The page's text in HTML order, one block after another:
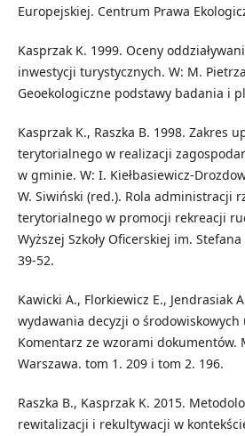
Europejskiej. Centrum Prawa
Kasprzak K. 1999. Oceny
inwestycji turystycznych. W: M.
Geoekologiczne podstawy badania i
Kasprzak K., Raszka B. 1998. Zakres
terytorialnego w realizacji
w gminie. W: I. Kiełbasiewicz-
W. Siwiński (red.). Rola administracji
terytorialnego w promocji rekreacji
Wyższej Szkoły Oficerskiej im.
39-52.
Kawicki A., Florkiewicz E., Jendrasiak
wydawania decyzji o
Komentarz ze wzorami dokumentów.
Warszawa. tom 1. 209 i tom 2. 196.
Raszka B., Kasprzak K. 2015.
rewitalizacji i rekultywacji w